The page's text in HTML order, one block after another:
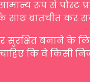
रूप से पोस्ट
साथ बातचीत कर
सुरक्षित बनाने के
कि वे किसी